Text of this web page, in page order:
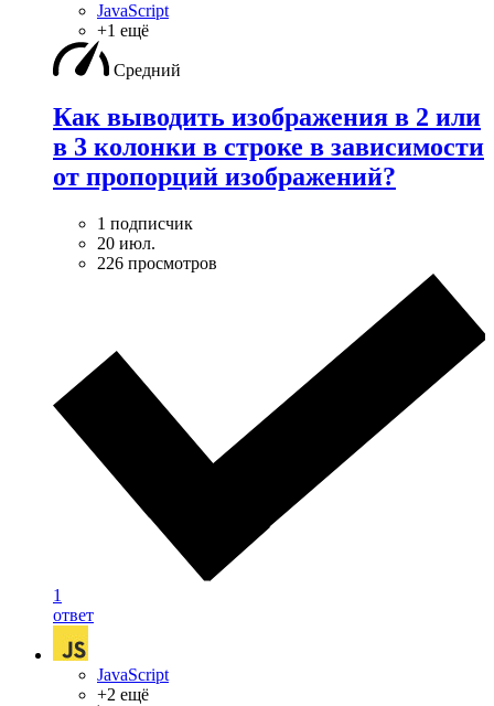
JavaScript
+1 ещё
Средний
Как выводить изображения в 2 или
в 3 колонки в строке в зависимости
от пропорций изображений?
1 подписчик
20 июл.
226 просмотров
1
ответ
JavaScript
+2 ещё